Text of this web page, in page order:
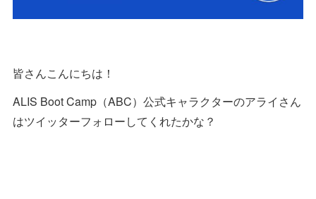
皆さんこんにちは！
ALIS Boot Camp（ABC）公式キャラクターのアライさん
はツイッターフォローしてくれたかな？